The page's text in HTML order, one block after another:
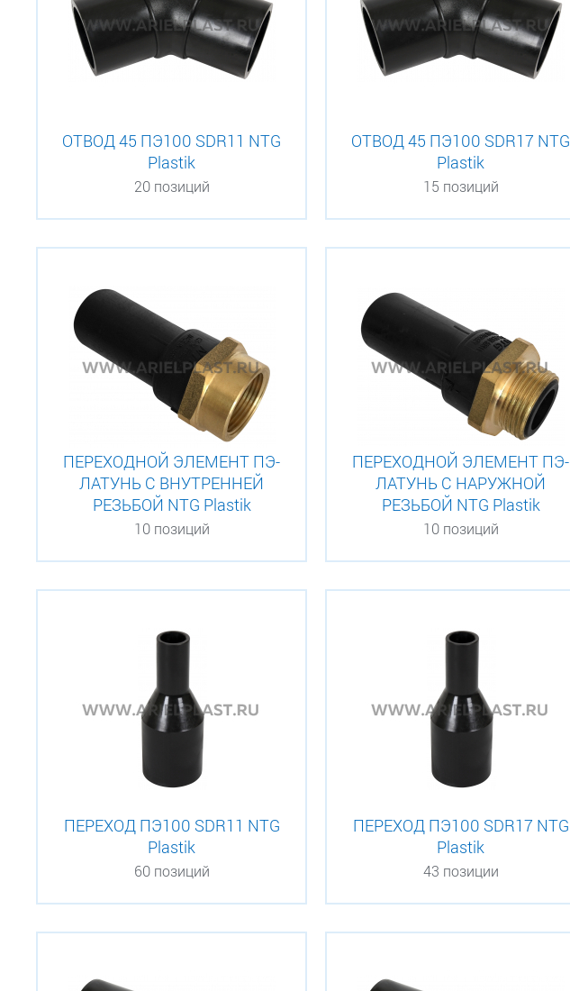
ОТВОД 45 ПЭ100 SDR11 NTG
Plastik
20 позиций
ОТВОД 45 ПЭ100 SDR17 NTG
Plastik
15 позиций
ПЕРЕХОДНОЙ ЭЛЕМЕНТ ПЭ-
ЛАТУНЬ С ВНУТРЕННЕЙ
РЕЗЬБОЙ NTG Plastik
10 позиций
ПЕРЕХОДНОЙ ЭЛЕМЕНТ ПЭ-
ЛАТУНЬ С НАРУЖНОЙ
РЕЗЬБОЙ NTG Plastik
10 позиций
ПЕРЕХОД ПЭ100 SDR11 NTG
Plastik
60 позиций
ПЕРЕХОД ПЭ100 SDR17 NTG
Plastik
43 позиции